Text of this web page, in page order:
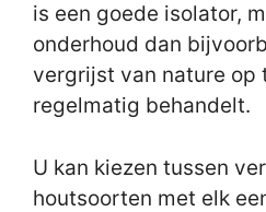
is een goede isolator,
onderhoud dan
vergrijst van nature op
regelmatig behandelt.
U kan kiezen tussen
houtsoorten met elk